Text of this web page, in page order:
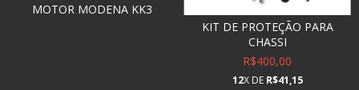
MOTOR MODENA KK3
KIT DE PROTEÇÃO PARA
CHASSI
R$400,00
12X DE R$41,15